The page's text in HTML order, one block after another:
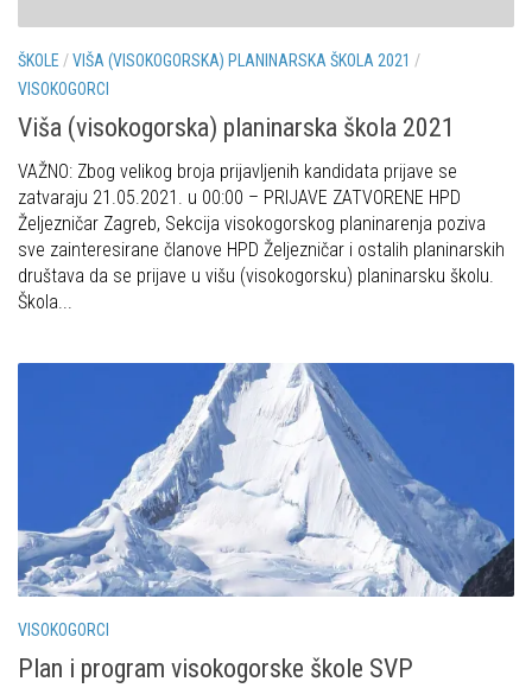
Obiteljska
Plan izleta Obiteljske sekcije za 2026. godinu
Izleti
Pruži mi ruku – OSI
OSI Novosti
Izleti
Izvješća s izleta SVP
Speleolozi
Alpinisti
Obilaznice
Gojzerica
Hrvatske planinarske kuće
50 vrhova za 50 godina društva
Od vrha do vrha
4 godišnja doba na Oštrcu
Dragojlinom stazom na Okić
Dan Željezničara na Oštrcu
Put ekspedicionizma
Ojos del Salado
Slavko Patačko
Tomislav Zoričić – Tom
ŠKOLE /VIŠA (VISOKOGORSKA) PLANINARSKA ŠKOLA 2021 /
VISOKOGORCI
Viša (visokogorska) planinarska škola 2021
VAŽNO: Zbog velikog broja prijavljenih kandidata prijave se
zatvaraju 21.05.2021. u 00:00 – PRIJAVE ZATVORENE HPD
Željezničar Zagreb, Sekcija visokogorskog planinarenja poziva
sve zainteresirane članove HPD Željezničar i ostalih planinarskih
društava da se prijave u višu (visokogorsku) planinarsku školu.
Škola...
VISOKOGORCI
Plan i program visokogorske škole SVP